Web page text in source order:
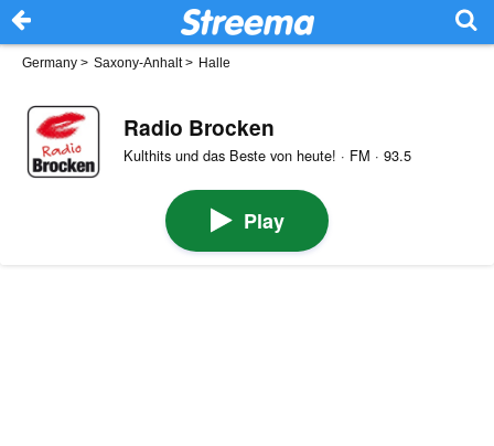
Germany > Saxony-Anhalt> Halle
Radio Brocken
Kulthits und das Beste von heute! · FM · 93.5
Play